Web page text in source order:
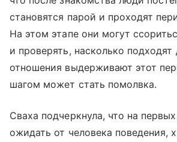
становятся парой и проходят
На этом этапе они могут
и проверять, насколько подходят
отношения выдерживают этот
шагом может стать помолвка.
Сваха подчеркнула, что на
ожидать от человека поведения,